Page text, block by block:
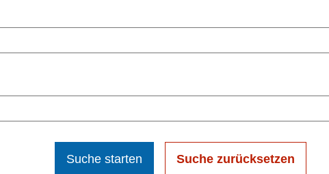
Suche starten Suche zurücksetzen